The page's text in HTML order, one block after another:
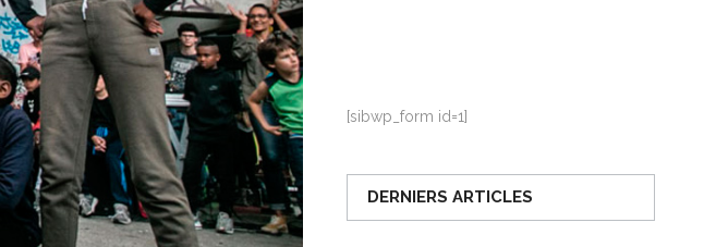
[sibwp_form id=1]
DERNIERS ARTICLES